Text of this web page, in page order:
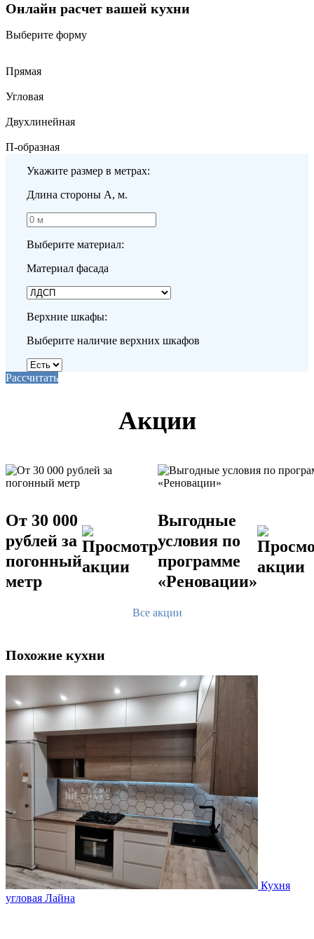
Онлайн расчет вашей кухни
Выберите форму
Прямая
Угловая
Двухлинейная
П-образная
Укажите размер в метрах:
Длина стороны A, м.
Выберите материал:
Материал фасада
Верхние шкафы:
Выберите наличие верхних шкафов
Рассчитать
Акции
От 30 000
рублей за
погонный
метр
Выгодные
условия по
программе
«Реновации»
Все акции
Похожие кухни
Кухня
угловая Лайна